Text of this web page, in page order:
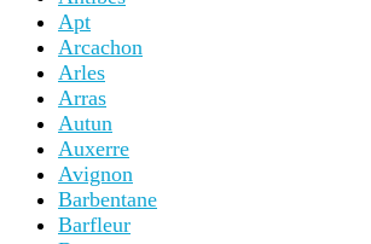
Apt
Arcachon
Arles
Arras
Autun
Auxerre
Avignon
Barbentane
Barfleur